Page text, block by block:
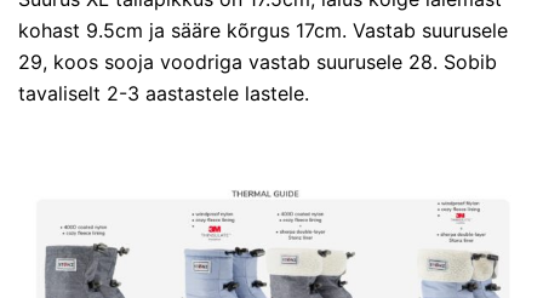
kohast 9.5cm ja sääre kõrgus 17cm. Vastab suurusele
29, koos sooja voodriga vastab suurusele 28. Sobib
tavaliselt 2-3 aastastele lastele.